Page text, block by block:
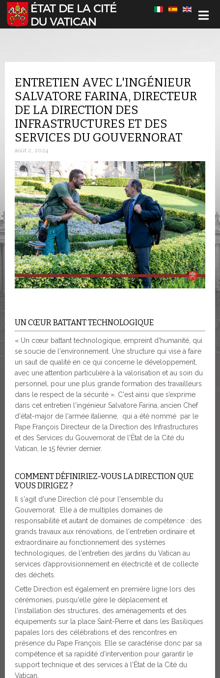
Sélectionnez votre langue
ENTRETIEN AVEC L'INGÉNIEUR
SALVATORE FARINA, DIRECTEUR
DE LA DIRECTION DES
INFRASTRUCTURES ET DES
SERVICES DU GOUVERNORAT
août 2, 2024
UN CŒUR BATTANT TECHNOLOGIQUE
« Un cœur battant technologique, empreint d'humanité, qui
se soucie de l'environnement. Une structure qui vise à faire
un saut de qualité en ce qui concerne le développement,
avec une attention particulière à la valorisation et au soin du
personnel, pour une plus grande formation des travailleurs
dans le respect de la sécurité ». C'est ainsi que s’exprime
dans cet entretien l'ingénieur Salvatore Farina, ancien Chef
d'état-major de l'armée italienne, qui a été nommé par le
Pape François Directeur de la Direction des Infrastructures
et des Services du Gouvernorat de l'État de la Cité du
Vatican, le 15 février dernier.
COMMENT DÉFINIRIEZ-VOUS LA DIRECTION QUE
VOUS DIRIGEZ ?
Il s'agit d'une Direction clé pour l'ensemble du
Gouvernorat. Elle a de multiples domaines de
responsabilité et autant de domaines de compétence : des
grands travaux aux rénovations, de l'entretien ordinaire et
extraordinaire au fonctionnement des systèmes
technologiques, de l'entretien des jardins du Vatican au
services d’approvisionnement en électricité et de collecte
des déchets.
Cette Direction est également en première ligne lors des
cérémonies, puisqu'elle gère le déplacement et
l'installation des structures, des aménagements et des
équipements sur la place Saint-Pierre et dans les Basiliques
papales lors des célébrations et des rencontres en
présence du Pape François. Elle se caractérise donc par sa
compétence et sa rapidité d’intervention pour garantir le
support technique et des services à l'État de la Cité du
Vatican.